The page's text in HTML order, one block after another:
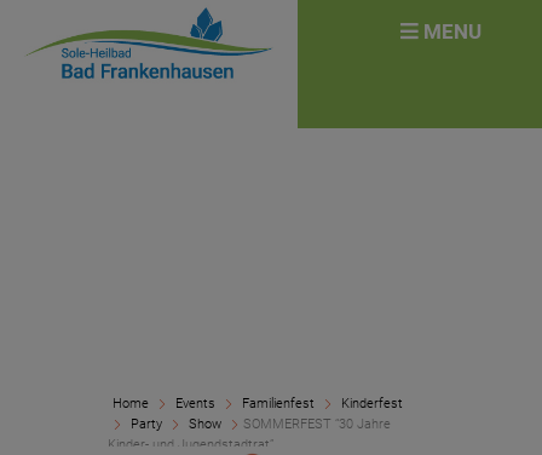
Home Events Familienfest
Kinderfest
Party
Show
SOMMERFEST “30 Jahre
Kinder- und Jugendstadtrat”
for: